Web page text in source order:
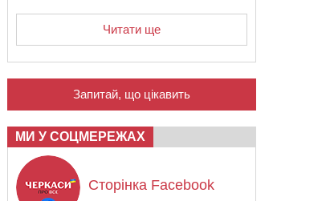
Читати ще
Запитай, що цікавить
МИ У СОЦМЕРЕЖАХ
Сторінка Facebook